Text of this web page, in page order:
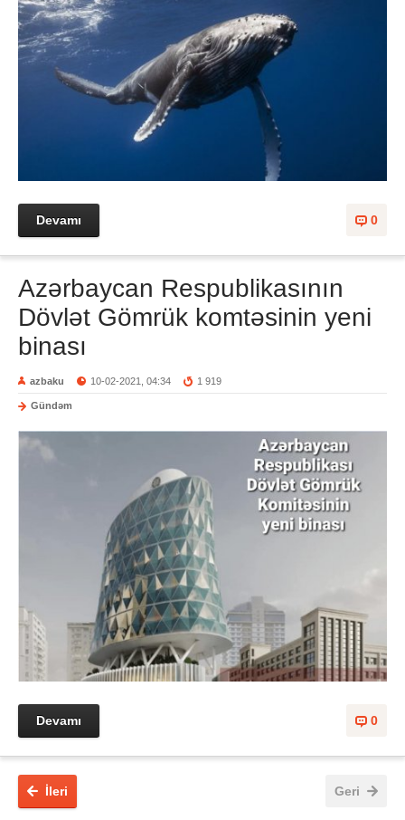
0
Devamı
Azərbaycan Respublikasının
Dövlət Gömrük komtəsinin yeni
binası
azbaku 10-02-2021, 04:34 1 919
Gündəm
0
Devamı
Geri
İleri